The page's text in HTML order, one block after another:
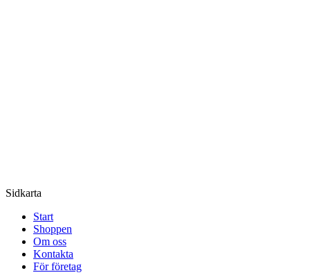
Sidkarta
Start
Shoppen
Om oss
Kontakta
För företag